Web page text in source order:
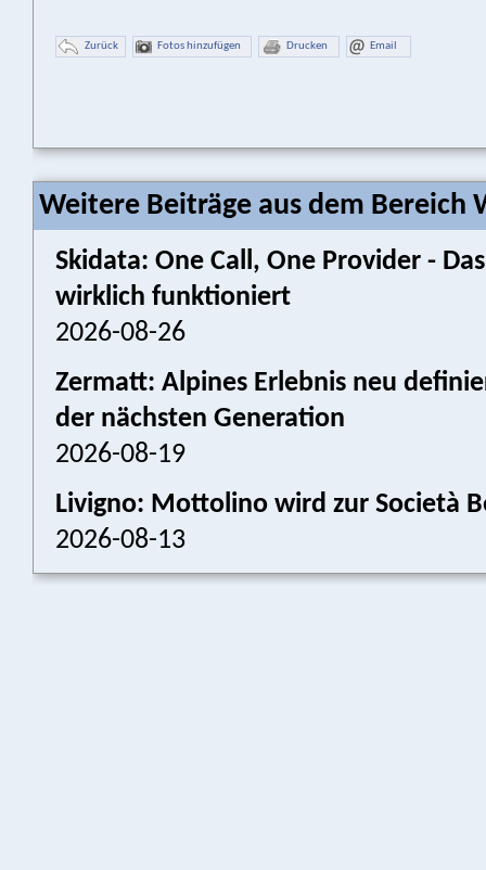
Zurück Fotos hinzufügen Drucken Email
Weitere Beiträge aus dem Bereich
Skidata: One Call, One Provider -
wirklich funktioniert
2026-08-26
Zermatt: Alpines Erlebnis neu
der nächsten Generation
2026-08-19
Livigno: Mottolino wird zur Società
2026-08-13